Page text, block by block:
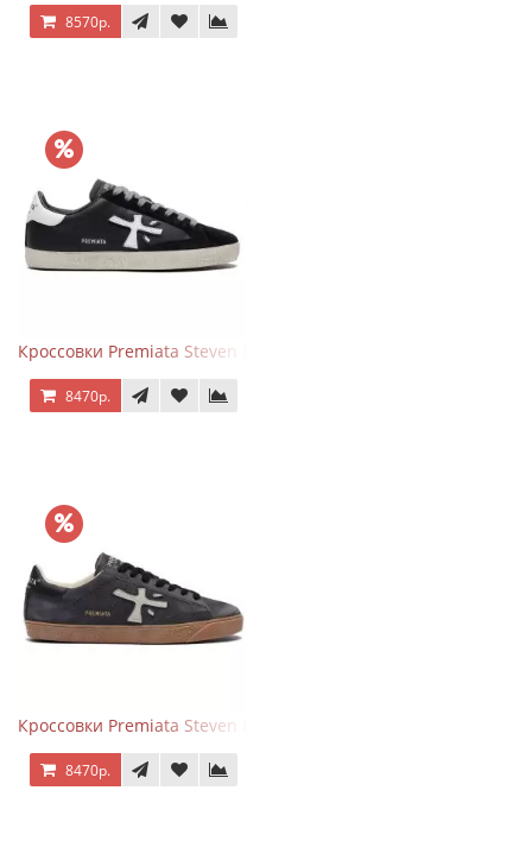
8570р.
Кроссовки Premiata Steven Black White
8470р.
Кроссовки Premiata Steven Black Graphite
8470р.